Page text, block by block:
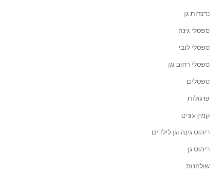
נדנדות גן
ספסלי גינה
ספסלי לובי
ספסלי רחוב וגן
ספסלים
פרגולות
קמין עצים
ריהוט גינה וגן לילדים
ריהוט גן
שולחנות